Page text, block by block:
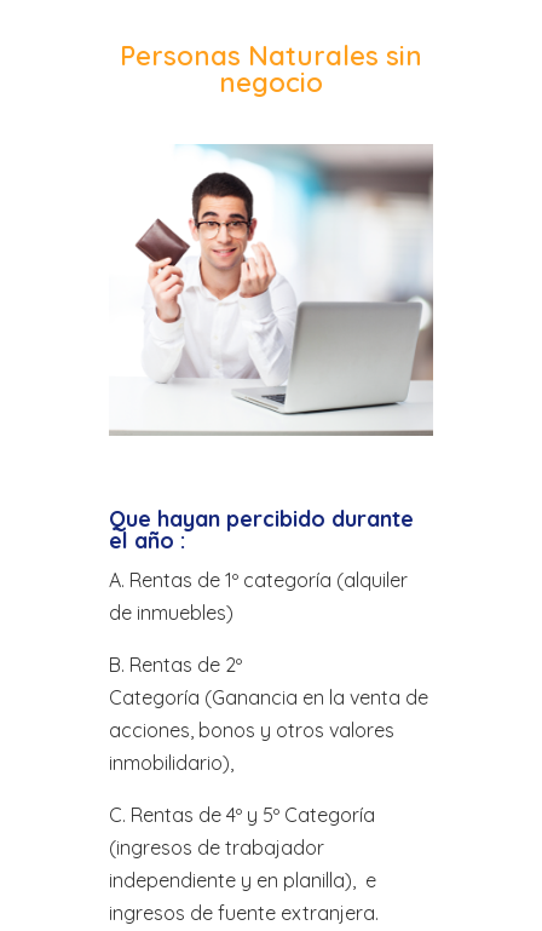
Personas Naturales sin
negocio
Que hayan percibido durante
el año :
A. Rentas de 1º categoría (alquiler
de inmuebles)
B. Rentas de 2º
Categoría (Ganancia en la venta de
acciones, bonos y otros valores
inmobilidario),
C. Rentas de 4º y 5º Categoría
(ingresos de trabajador
independiente y en planilla), e
ingresos de fuente extranjera.